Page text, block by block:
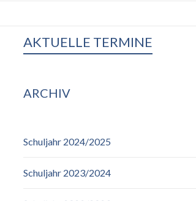
AKTUELLE TERMINE
ARCHIV
Schuljahr 2024/2025
Schuljahr 2023/2024